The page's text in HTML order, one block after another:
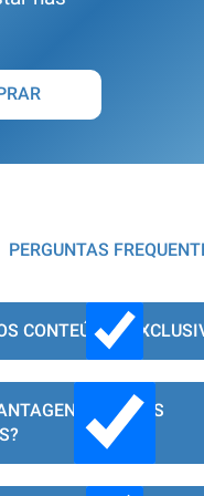
PERGUNTAS
CONTEÚDOS
PARA OS